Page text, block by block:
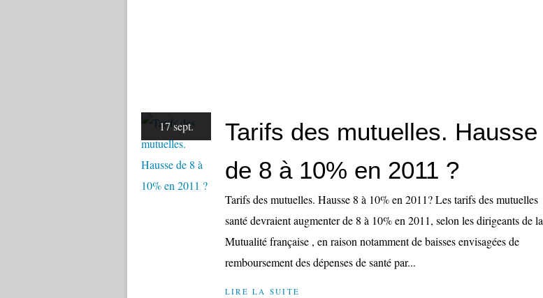
17 sept.
Tarifs des mutuelles. Hausse
de 8 à 10% en 2011 ?
Tarifs des mutuelles. Hausse 8 à 10% en 2011? Les tarifs des mutuelles
santé devraient augmenter de 8 à 10% en 2011, selon les dirigeants de la
Mutualité française , en raison notamment de baisses envisagées de
remboursement des dépenses de santé par...
LIRE LA SUITE